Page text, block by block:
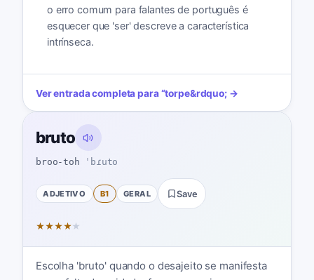
o erro comum para falantes de português é
esquecer que 'ser' descreve a característica
intrínseca.
Ver entrada completa para“torpe&rdquo; →
bruto
broo-toh ˈbɾuto
ADJETIVO B1 GERAL Save
★★★★★
Escolha 'bruto' quando o desajeito se manifesta